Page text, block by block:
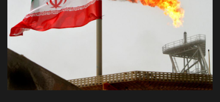
է ծառայողական
պարտականությունները
բարեխղճորեն կատարած
ծառայողներին
ՀՀ երկաթուղին ազգային
ռազմավարական սեփականություն է
և պետք է կառավարվի ՀՀ